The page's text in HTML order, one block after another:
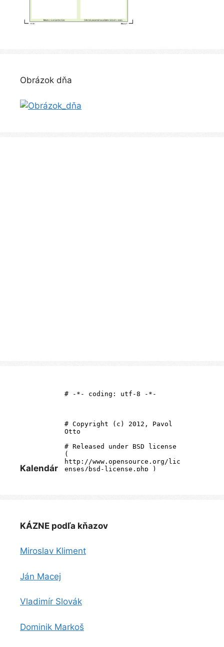
Obrázok dňa
Kalendár
KÁZNE podľa kňazov
Miroslav Kliment
Ján Macej
Vladimír Slovák
Dominik Markoš